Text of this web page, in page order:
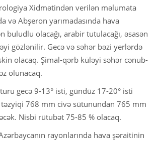
Xidmətindən verilən məlumata
və Abşeron yarımadasında hava
buludlu olacağı, arabir tutulacağı, əsasən
gözlənilir. Gecə və səhər bəzi yerlərdə
olacaq. Şimal-qərb küləyi səhər cənub-
olunacaq.
gecə 9-13° isti, gündüz 17-20° isti
768 mm civə sütunundan 765 mm
Nisbi rütubət 75-85 % olacaq.
rayonlarında hava şəraitinin